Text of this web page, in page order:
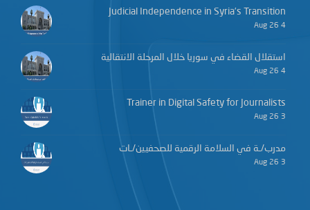
Judicial Independence in Syria’s Transition
4 Aug 26
استقلال القضاء في سوريا خلال المرحلة الانتقالية
4 Aug 26
Trainer in Digital Safety for Journalists
3 Aug 26
مدرب/ـة في السلامة الرقمية للصحفيين/ـات
3 Aug 26